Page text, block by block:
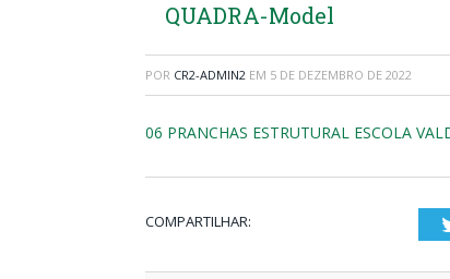
QUADRA-Model
POR CR2-ADMIN2 EM 5 DE DEZEMBRO DE 2022
06 PRANCHAS ESTRUTURAL ESCOLA
COMPARTILHAR: